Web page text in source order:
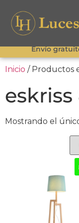
Envío
Inicio / Productos
Mostrando el